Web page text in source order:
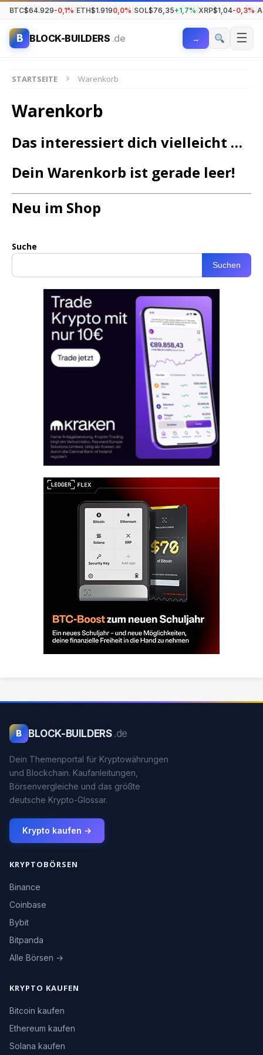
BTC$64.929-0,1% ETH$1.9190,0% SOL$76,35+1,7% XRP$1,04-0,3%
B BLOCK-BUILDERS .de → ☰
STARTSEITE Warenkorb
Warenkorb
Das interessiert dich vielleicht …
Dein Warenkorb ist gerade leer!
Neu im Shop
Suche
Suchen
B BLOCK-BUILDERS .de
Dein Themenportal für Kryptowährungen
und Blockchain. Kaufanleitungen,
Börsenvergleiche und das größte
deutsche Krypto-Glossar.
Krypto kaufen →
KRYPTOBÖRSEN
Binance
Coinbase
Bybit
Bitpanda
Alle Börsen →
KRYPTO KAUFEN
Bitcoin kaufen
Ethereum kaufen
Solana kaufen